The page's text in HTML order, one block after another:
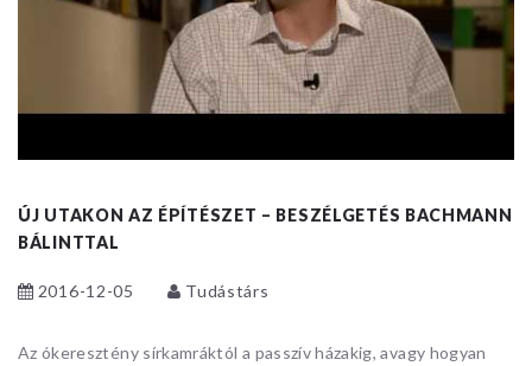
ÚJ UTAKON AZ ÉPÍTÉSZET – BESZÉLGETÉS BACHMANN
BÁLINTTAL
2016-12-05 Tudástárs
Az ókeresztény sírkamráktól a passzív házakig, avagy hogyan